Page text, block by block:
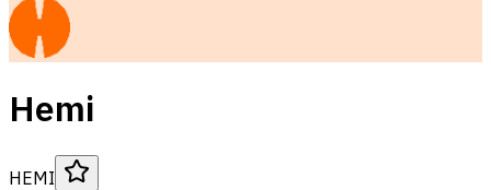
Hemi
HEMI